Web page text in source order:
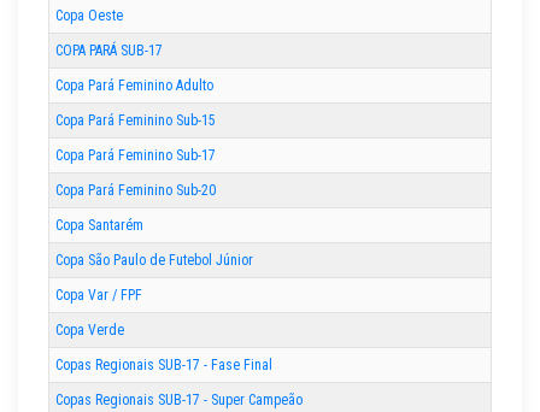
Copa Oeste
COPA PARÁ SUB-17
Copa Pará Feminino Adulto
Copa Pará Feminino Sub-15
Copa Pará Feminino Sub-17
Copa Pará Feminino Sub-20
Copa Santarém
Copa São Paulo de Futebol Júnior
Copa Var / FPF
Copa Verde
Copas Regionais SUB-17 - Fase Final
Copas Regionais SUB-17 - Super Campeão